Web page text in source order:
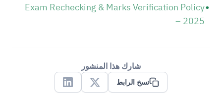
Exam Rechecking & Marks Verification Policy
– 2025
شارك هذا المنشور
نسخ الرابط
X
Linkedin